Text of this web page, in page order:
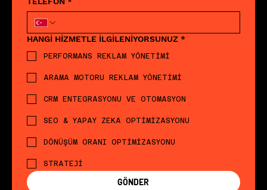
HANGİ HİZMETLE İLGİLENİYORSUNUZ *
PERFORMANS REKLAM YÖNETİMİ
ARAMA MOTORU REKLAM YÖNETİMİ
CRM ENTEGRASYONU VE OTOMASYON
SEO & YAPAY ZEKA OPTİMİZASYONU
DÖNÜŞÜM ORANI OPTİMİZASYONU
STRATEJİ
GÖNDER